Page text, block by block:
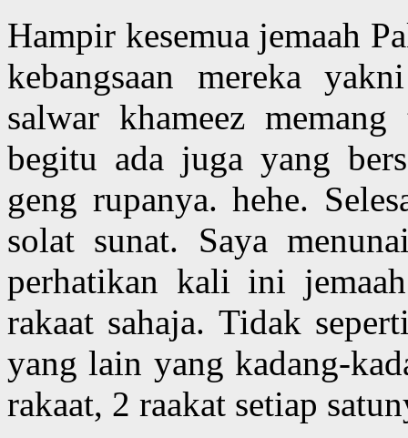
Hampir kesemua jemaah
kebangsaan mereka
salwar khameez
begitu ada juga yang
geng rupanya. hehe.
solat sunat. Saya
perhatikan kali ini
rakaat sahaja. Tidak
yang lain yang kadang-
rakaat, 2 raakat setiap